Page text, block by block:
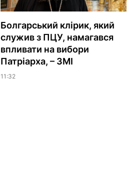
Болгарський клірик, який
служив з ПЦУ, намагався
впливати на вибори
Патріарха, – ЗМІ
11:32